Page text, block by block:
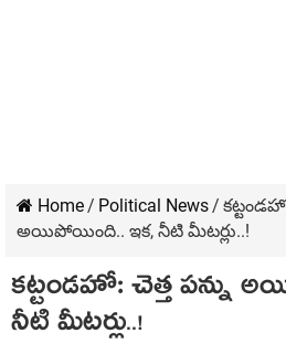
Home/ Political News/
అయిపోయింది.. ఇక‌, నీటి మీట‌ర్లు..!
క‌ట్టండ‌హో: చెత్త పన్ను
నీటి మీట‌ర్లు..!